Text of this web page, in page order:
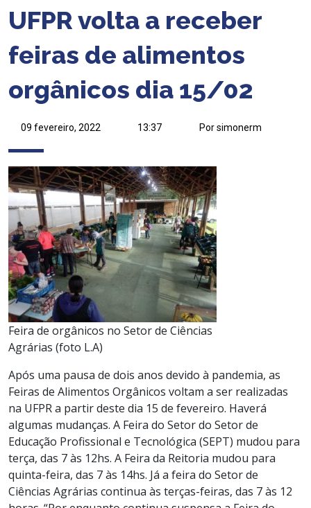
UFPR volta a receber
feiras de alimentos
orgânicos dia 15/02
09 fevereiro, 2022 13:37 Por simonerm
Feira de orgânicos no Setor de Ciências
Agrárias (foto L.A)
Após uma pausa de dois anos devido à pandemia, as
Feiras de Alimentos Orgânicos voltam a ser realizadas
na UFPR a partir deste dia 15 de fevereiro. Haverá
algumas mudanças. A Feira do Setor do Setor de
Educação Profissional e Tecnológica (SEPT) mudou para
terça, das 7 às 12hs. A Feira da Reitoria mudou para
quinta-feira, das 7 às 14hs. Já a feira do Setor de
Ciências Agrárias continua às terças-feiras, das 7 às 12